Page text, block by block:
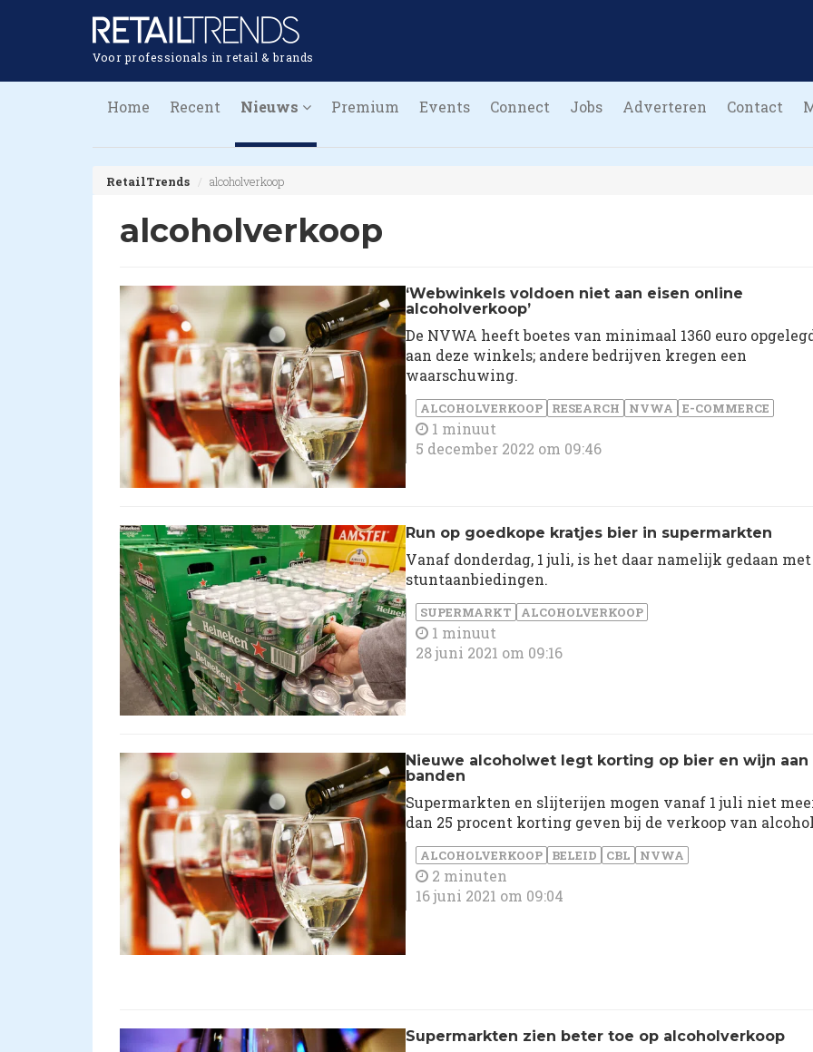
Voor professionals in retail & brands
Home Recent Nieuws Premium Events Connect Jobs Adverteren Contact
RetailTrends alcoholverkoop
alcoholverkoop
‘Webwinkels voldoen niet aan eisen online
alcoholverkoop’
De NVWA heeft boetes van minimaal 1360 euro
aan deze winkels; andere bedrijven kregen een
waarschuwing.
ALCOHOLVERKOOP RESEARCH NVWA E-COMMERCE
1 minuut
5 december 2022 om 09:46
Run op goedkope kratjes bier in supermarkten
Vanaf donderdag, 1 juli, is het daar namelijk gedaan met
stuntaanbiedingen.
SUPERMARKT ALCOHOLVERKOOP
1 minuut
28 juni 2021 om 09:16
Nieuwe alcoholwet legt korting op bier en wijn aan
banden
Supermarkten en slijterijen mogen vanaf 1 juli niet
dan 25 procent korting geven bij de verkoop van
ALCOHOLVERKOOP BELEID CBL NVWA
2 minuten
16 juni 2021 om 09:04
​Supermarkten zien beter toe op alcoholverkoop